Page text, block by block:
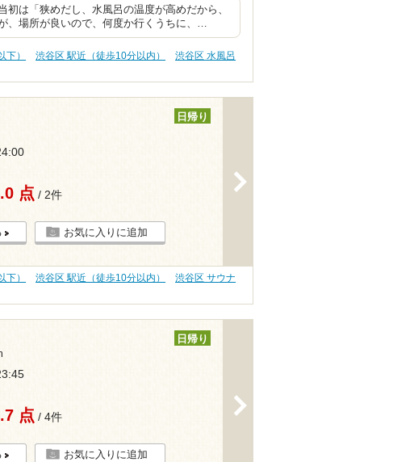
は「狭めだし、水風呂の温度が高めだから、
、場所が良いので、何度か行くうちに、…
） 渋谷区 駅近（徒歩10分以内）
渋谷区 水風呂
日帰り
点 / 2件
お気に入りに追加
） 渋谷区 駅近（徒歩10分以内）
渋谷区 サウナ
日帰り
点 / 4件
お気に入りに追加